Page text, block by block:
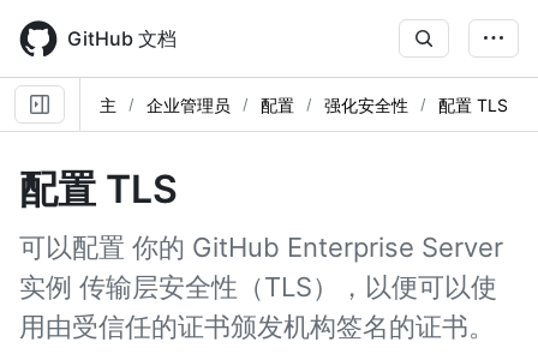
main
content
GitHub 文档
主 企业管理员 配置 强化安全性 配置 TLS
配置 TLS
可以配置 你的 GitHub Enterprise Server
实例 传输层安全性（TLS），以便可以使
用由受信任的证书颁发机构签名的证书。